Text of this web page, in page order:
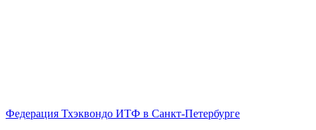
Федерация Тхэквондо ИТФ в Санкт-Петербурге